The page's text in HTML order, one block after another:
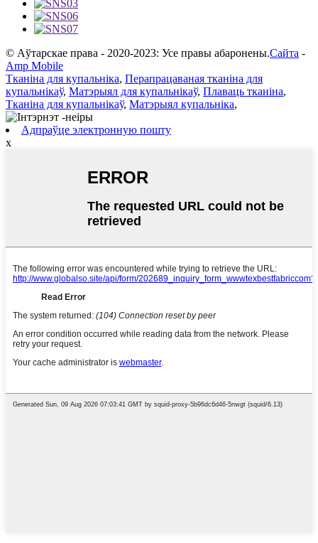
© Аўтарскае права - 2020-2023: Усе правы абаронены.Сайта -
Amp Mobile
Тканіна для купальніка, Перапрацаваная тканіна для
купальнікаў, Матэрыял для купальнікаў, Плаваць тканіна,
Тканіна для купальнікаў, Матэрыял купальніка,
Адпраўце электронную пошту
x